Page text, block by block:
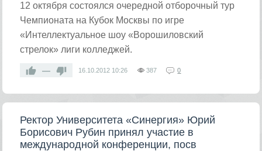
12 октября состоялся очередной отборочный тур
Чемпионата на Кубок Москвы по игре
«Интеллектуальное шоу «Ворошиловский
стрелок» лиги колледжей.
— 16.10.2012 10:26 387 0
Ректор Университета «Синергия» Юрий
Борисович Рубин принял участие в
международной конференции, посв